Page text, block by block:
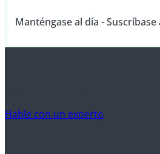
Manténgase al día -
Descubra cómo las
Hable con un experto